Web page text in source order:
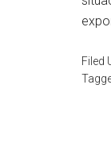
Filed